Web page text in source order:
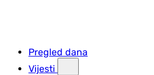
Pregled dana
Vijesti